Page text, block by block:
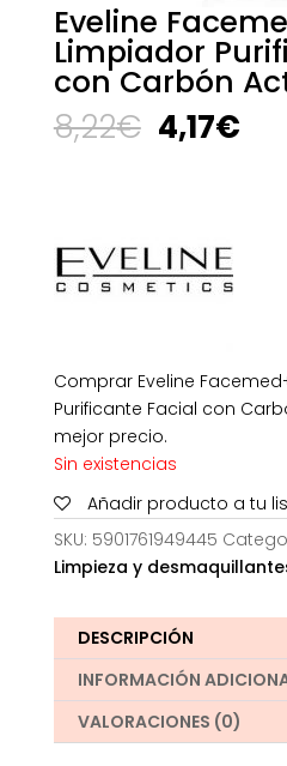
Eveline
Limpiador
con Carbón
8,22€ El
precio
8,22€.
4,17€El
Comprar Eveline
Purificante Facial con
mejor precio.
Sin existencias
Añadir producto a tu
SKU: 5901761949445
Limpieza y
DESCRIPCIÓN
INFORMACIÓN
VALORACIONES (0)